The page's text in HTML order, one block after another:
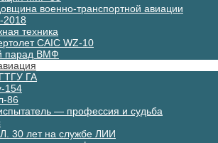
военно-транспортной авиации
2018
техника
CAIC WZ-10
парад ВМФ
ГА
154
86
— профессия и судьба
30 лет на службе ЛИИ